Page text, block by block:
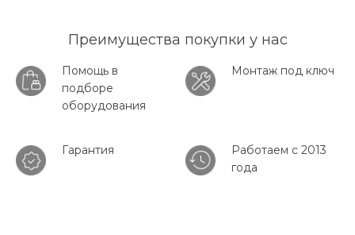
Преимущества покупки у нас
Помощь в
подборе
оборудования
Монтаж под ключ
Гарантия
Работаем с 2013
года